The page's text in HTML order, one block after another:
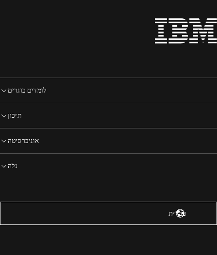
לומדים בוגרים
תיכון
אוניברסיטה
גלה
עברית